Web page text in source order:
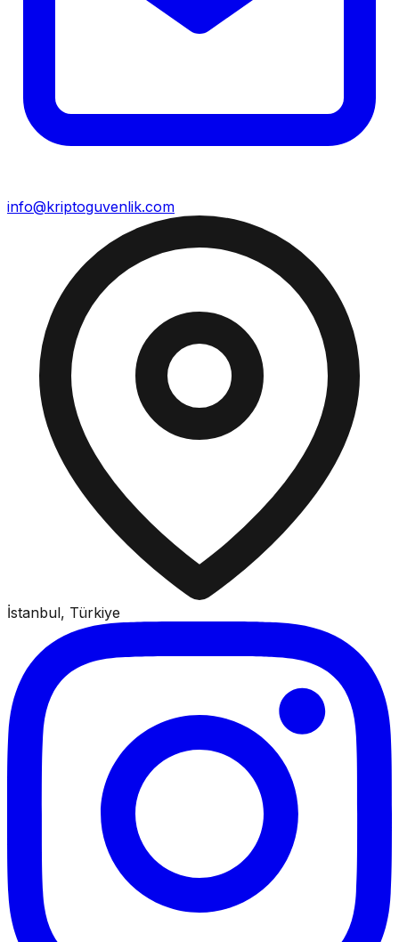
info@kriptoguvenlik.com
İstanbul, Türkiye